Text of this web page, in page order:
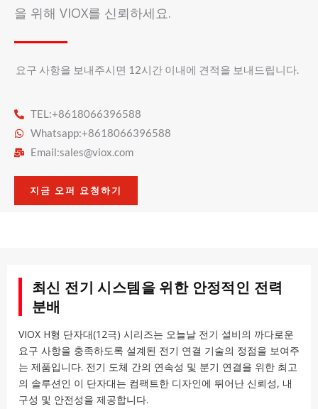
을 위해 VIOX를 신뢰하세요.
요구 사항을 보내주시면 12시간 이내에 견적을 보내드립니다.
TEL:+8618066396588
Whatsapp:+8618066396588
Email:sales@viox.com
지금 오퍼 요청하기
최신 전기 시스템을 위한 안정적인 전력
분배
VIOX H형 단자대(12극) 시리즈는 오늘날 전기 설비의 까다로운
요구 사항을 충족하도록 설계된 전기 연결 기술의 정점을 보여주
는 제품입니다. 전기 도체 간의 연속성 및 분기 연결을 위한 최고
의 솔루션인 이 단자대는 컴팩트한 디자인에 뛰어난 신뢰성, 내
구성 및 안전성을 제공합니다.